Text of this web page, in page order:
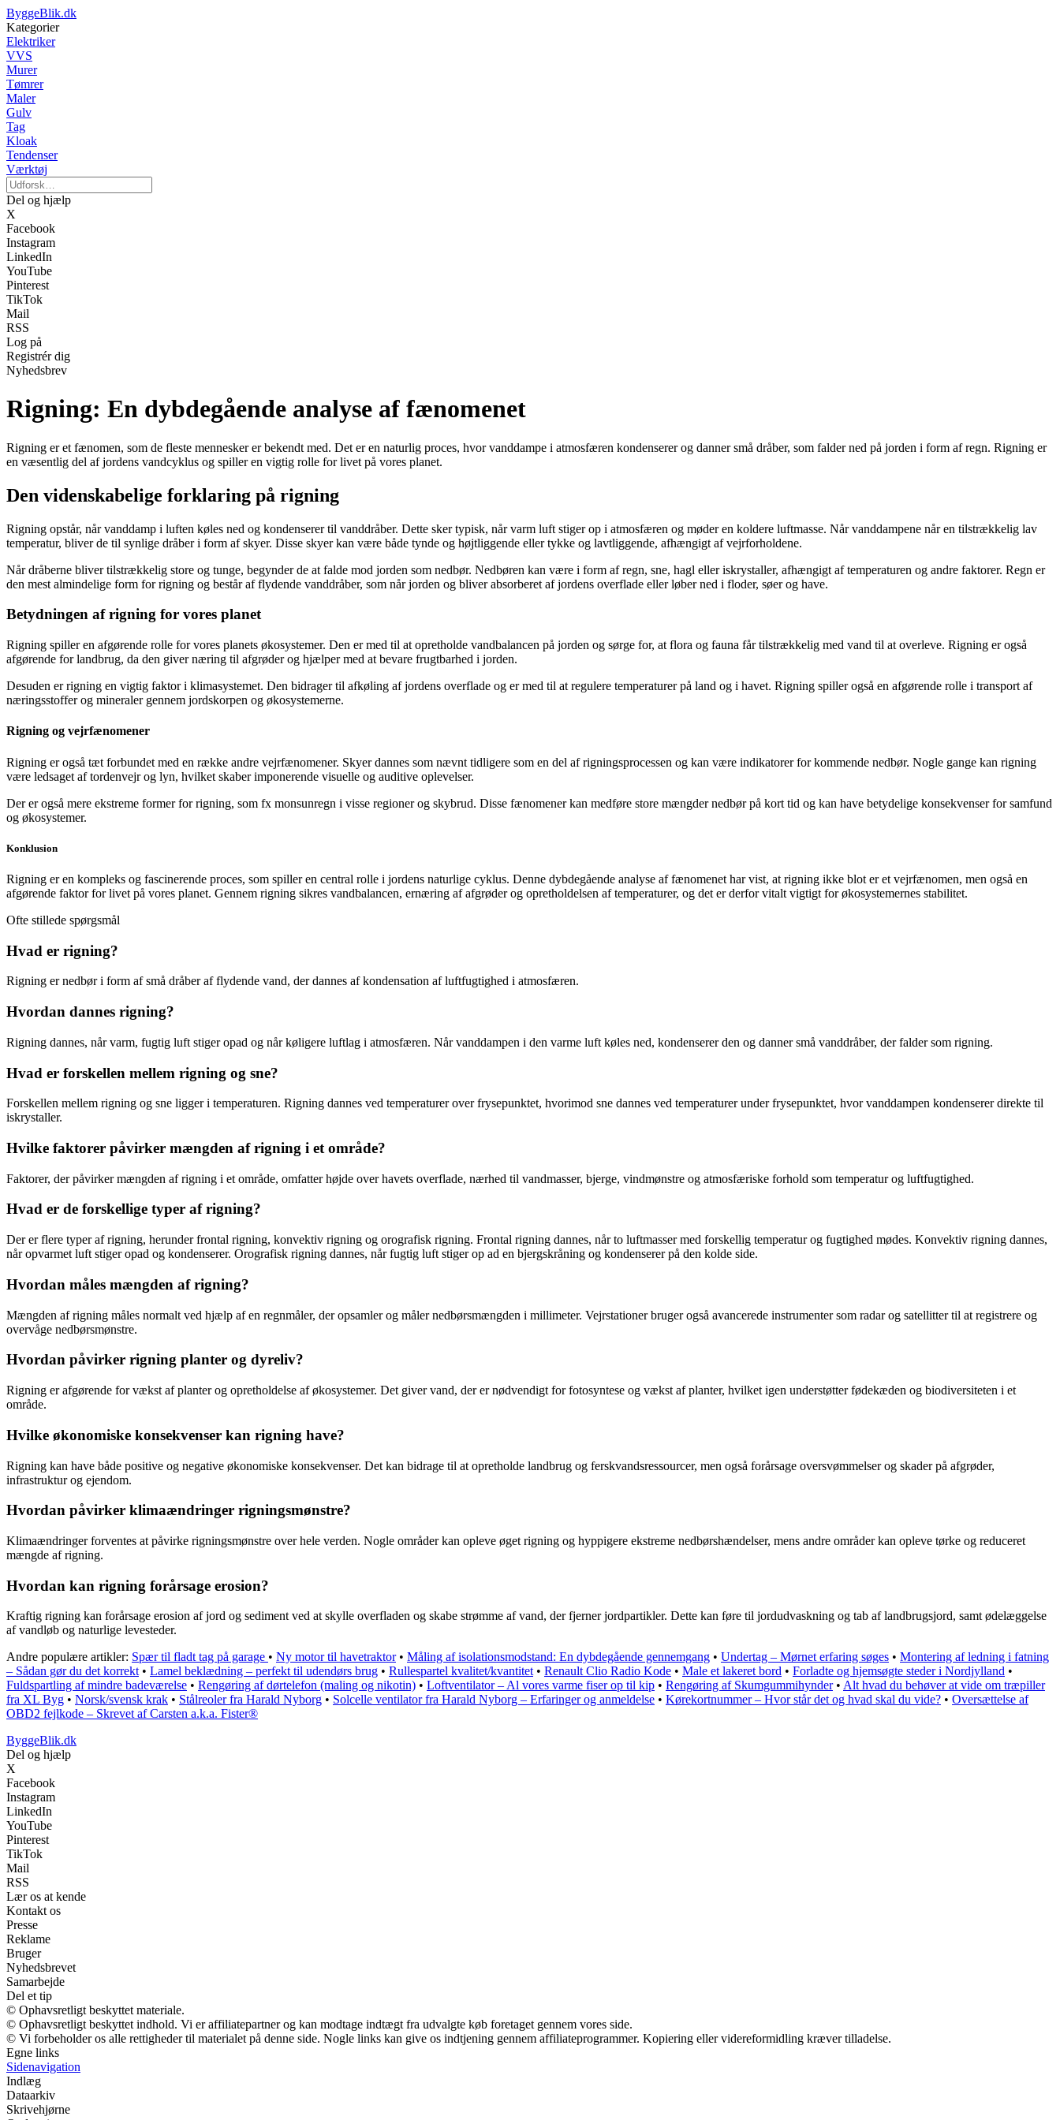
ByggeBlik.dk
Kategorier
Elektriker
VVS
Murer
Tømrer
Maler
Gulv
Tag
Kloak
Tendenser
Værktøj
Del og hjælp
X
Facebook
Instagram
LinkedIn
YouTube
Pinterest
TikTok
Mail
RSS
Log på
Registrér dig
Nyhedsbrev
Rigning: En dybdegående analyse af fænomenet
Rigning er et fænomen, som de fleste mennesker er bekendt med. Det er en naturlig proces, hvor vanddampe i atmosfæren kondenserer og danner små dråber, som falder ned på jorden i form af regn. Rigning er
en væsentlig del af jordens vandcyklus og spiller en vigtig rolle for livet på vores planet.
Den videnskabelige forklaring på rigning
Rigning opstår, når vanddamp i luften køles ned og kondenserer til vanddråber. Dette sker typisk, når varm luft stiger op i atmosfæren og møder en koldere luftmasse. Når vanddampene når en tilstrækkelig lav
temperatur, bliver de til synlige dråber i form af skyer. Disse skyer kan være både tynde og højtliggende eller tykke og lavtliggende, afhængigt af vejrforholdene.
Når dråberne bliver tilstrækkelig store og tunge, begynder de at falde mod jorden som nedbør. Nedbøren kan være i form af regn, sne, hagl eller iskrystaller, afhængigt af temperaturen og andre faktorer. Regn er
den mest almindelige form for rigning og består af flydende vanddråber, som når jorden og bliver absorberet af jordens overflade eller løber ned i floder, søer og have.
Betydningen af rigning for vores planet
Rigning spiller en afgørende rolle for vores planets økosystemer. Den er med til at opretholde vandbalancen på jorden og sørge for, at flora og fauna får tilstrækkelig med vand til at overleve. Rigning er også
afgørende for landbrug, da den giver næring til afgrøder og hjælper med at bevare frugtbarhed i jorden.
Desuden er rigning en vigtig faktor i klimasystemet. Den bidrager til afkøling af jordens overflade og er med til at regulere temperaturer på land og i havet. Rigning spiller også en afgørende rolle i transport af
næringsstoffer og mineraler gennem jordskorpen og økosystemerne.
Rigning og vejrfænomener
Rigning er også tæt forbundet med en række andre vejrfænomener. Skyer dannes som nævnt tidligere som en del af rigningsprocessen og kan være indikatorer for kommende nedbør. Nogle gange kan rigning
være ledsaget af tordenvejr og lyn, hvilket skaber imponerende visuelle og auditive oplevelser.
Der er også mere ekstreme former for rigning, som fx monsunregn i visse regioner og skybrud. Disse fænomener kan medføre store mængder nedbør på kort tid og kan have betydelige konsekvenser for samfund
og økosystemer.
Konklusion
Rigning er en kompleks og fascinerende proces, som spiller en central rolle i jordens naturlige cyklus. Denne dybdegående analyse af fænomenet har vist, at rigning ikke blot er et vejrfænomen, men også en
afgørende faktor for livet på vores planet. Gennem rigning sikres vandbalancen, ernæring af afgrøder og opretholdelsen af temperaturer, og det er derfor vitalt vigtigt for økosystemernes stabilitet.
Ofte stillede spørgsmål
Hvad er rigning?
Rigning er nedbør i form af små dråber af flydende vand, der dannes af kondensation af luftfugtighed i atmosfæren.
Hvordan dannes rigning?
Rigning dannes, når varm, fugtig luft stiger opad og når køligere luftlag i atmosfæren. Når vanddampen i den varme luft køles ned, kondenserer den og danner små vanddråber, der falder som rigning.
Hvad er forskellen mellem rigning og sne?
Forskellen mellem rigning og sne ligger i temperaturen. Rigning dannes ved temperaturer over frysepunktet, hvorimod sne dannes ved temperaturer under frysepunktet, hvor vanddampen kondenserer direkte til
iskrystaller.
Hvilke faktorer påvirker mængden af rigning i et område?
Faktorer, der påvirker mængden af rigning i et område, omfatter højde over havets overflade, nærhed til vandmasser, bjerge, vindmønstre og atmosfæriske forhold som temperatur og luftfugtighed.
Hvad er de forskellige typer af rigning?
Der er flere typer af rigning, herunder frontal rigning, konvektiv rigning og orografisk rigning. Frontal rigning dannes, når to luftmasser med forskellig temperatur og fugtighed mødes. Konvektiv rigning dannes,
når opvarmet luft stiger opad og kondenserer. Orografisk rigning dannes, når fugtig luft stiger op ad en bjergskråning og kondenserer på den kolde side.
Hvordan måles mængden af rigning?
Mængden af rigning måles normalt ved hjælp af en regnmåler, der opsamler og måler nedbørsmængden i millimeter. Vejrstationer bruger også avancerede instrumenter som radar og satellitter til at registrere og
overvåge nedbørsmønstre.
Hvordan påvirker rigning planter og dyreliv?
Rigning er afgørende for vækst af planter og opretholdelse af økosystemer. Det giver vand, der er nødvendigt for fotosyntese og vækst af planter, hvilket igen understøtter fødekæden og biodiversiteten i et
område.
Hvilke økonomiske konsekvenser kan rigning have?
Rigning kan have både positive og negative økonomiske konsekvenser. Det kan bidrage til at opretholde landbrug og ferskvandsressourcer, men også forårsage oversvømmelser og skader på afgrøder,
infrastruktur og ejendom.
Hvordan påvirker klimaændringer rigningsmønstre?
Klimaændringer forventes at påvirke rigningsmønstre over hele verden. Nogle områder kan opleve øget rigning og hyppigere ekstreme nedbørshændelser, mens andre områder kan opleve tørke og reduceret
mængde af rigning.
Hvordan kan rigning forårsage erosion?
Kraftig rigning kan forårsage erosion af jord og sediment ved at skylle overfladen og skabe strømme af vand, der fjerner jordpartikler. Dette kan føre til jordudvaskning og tab af landbrugsjord, samt ødelæggelse
af vandløb og naturlige levesteder.
Andre populære artikler: Spær til fladt tag på garage • Ny motor til havetraktor• Måling af isolationsmodstand: En dybdegående gennemgang • Undertag – Mørnet erfaring søges • Montering af ledning i fatning
– Sådan gør du det korrekt • Lamel beklædning – perfekt til udendørs brug • Rullespartel kvalitet/kvantitet • Renault Clio Radio Kode • Male et lakeret bord • Forladte og hjemsøgte steder i Nordjylland •
Fuldspartling af mindre badeværelse • Rengøring af dørtelefon (maling og nikotin) • Loftventilator – Al vores varme fiser op til kip • Rengøring af Skumgummihynder• Alt hvad du behøver at vide om træpiller
fra XL Byg • Norsk/svensk krak • Stålreoler fra Harald Nyborg • Solcelle ventilator fra Harald Nyborg – Erfaringer og anmeldelse • Kørekortnummer – Hvor står det og hvad skal du vide? • Oversættelse af
OBD2 fejlkode – Skrevet af Carsten a.k.a. Fister®
ByggeBlik.dk
Del og hjælp
X
Facebook
Instagram
LinkedIn
YouTube
Pinterest
TikTok
Mail
RSS
Lær os at kende
Kontakt os
Presse
Reklame
Bruger
Nyhedsbrevet
Samarbejde
Del et tip
© Ophavsretligt beskyttet materiale.
© Ophavsretligt beskyttet indhold. Vi er affiliatepartner og kan modtage indtægt fra udvalgte køb foretaget gennem vores side.
© Vi forbeholder os alle rettigheder til materialet på denne side. Nogle links kan give os indtjening gennem affiliateprogrammer. Kopiering eller videreformidling kræver tilladelse.
Egne links
Sidenavigation
Indlæg
Dataarkiv
Skrivehjørne